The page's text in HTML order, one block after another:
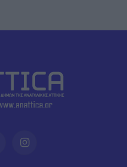
Instagram